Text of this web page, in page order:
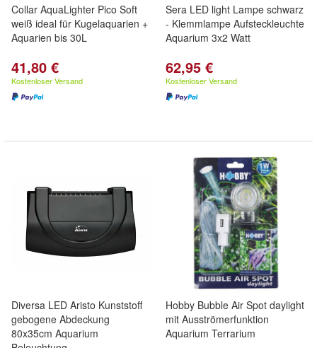
Collar AquaLighter Pico Soft
weiß ideal für Kugelaquarien +
Aquarien bis 30L
41,80 €
Kostenloser Versand
Sera LED light Lampe schwarz
- Klemmlampe Aufsteckleuchte
Aquarium 3x2 Watt
62,95 €
Kostenloser Versand
Diversa LED Aristo Kunststoff
gebogene Abdeckung
80x35cm Aquarium
Hobby Bubble Air Spot daylight
mit Ausströmerfunktion
Aquarium Terrarium